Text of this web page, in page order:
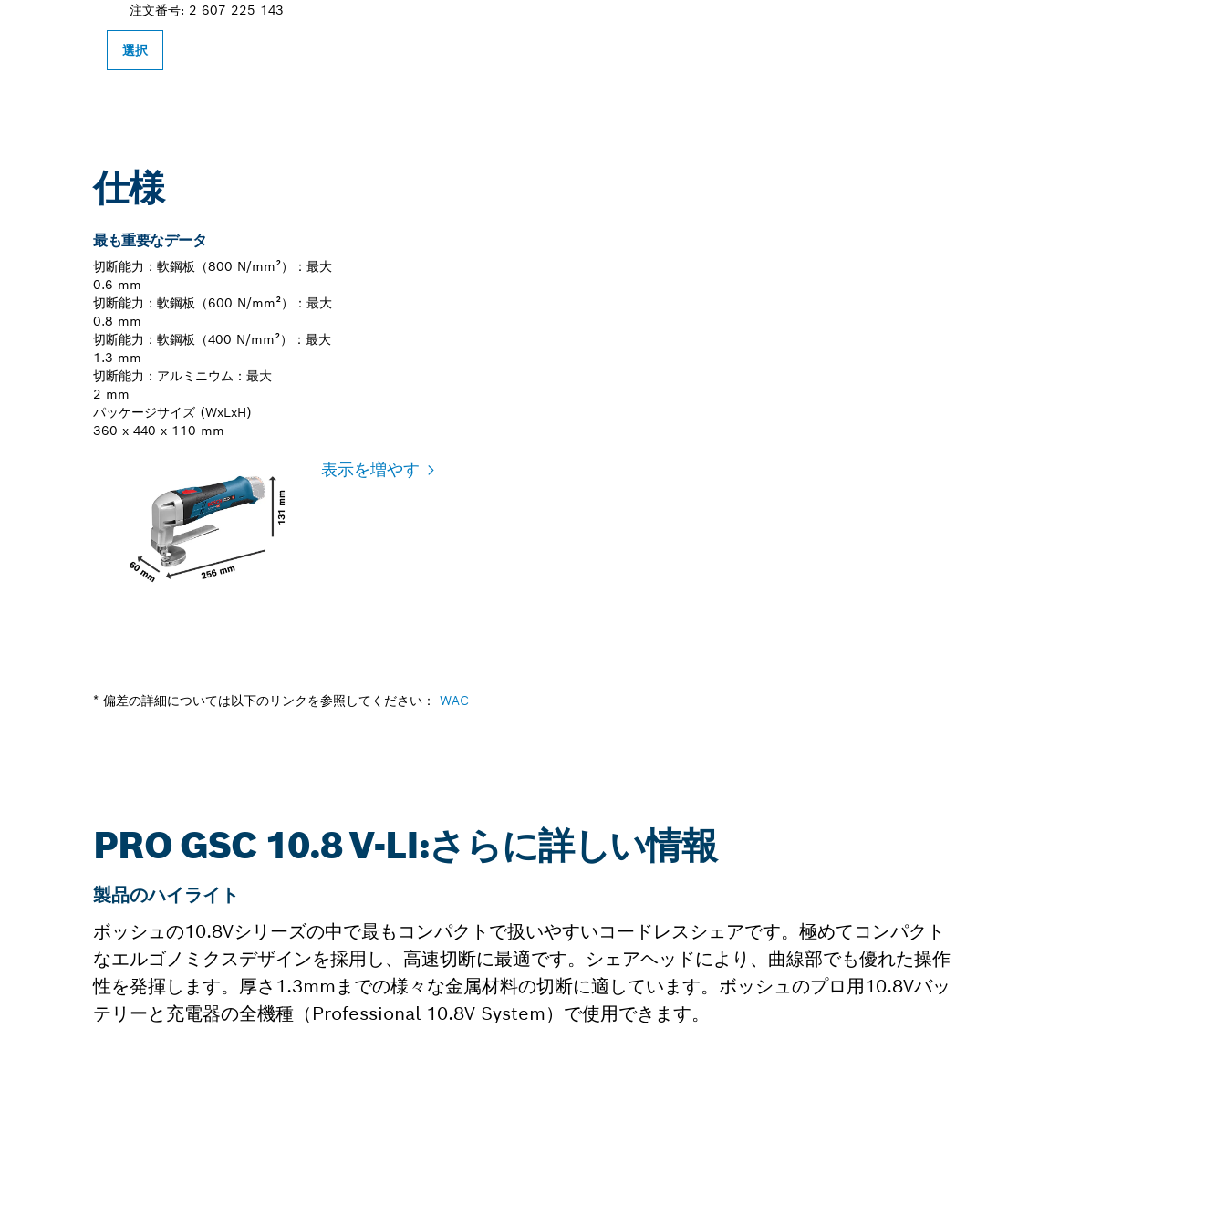
注文番号: 2 607 225 143
選択
仕様
最も重要なデータ
切断能力：軟鋼板（800 N/mm²）：最大
0.6 mm
切断能力：軟鋼板（600 N/mm²）：最大
0.8 mm
切断能力：軟鋼板（400 N/mm²）：最大
1.3 mm
切断能力：アルミニウム：最大
2 mm
パッケージサイズ (WxLxH)
360 x 440 x 110 mm
表示を増やす
* 偏差の詳細については以下のリンクを参照してください： WAC
PRO GSC 10.8 V-LI:さらに詳しい情報
製品のハイライト
ボッシュの10.8Vシリーズの中で最もコンパクトで扱いやすいコードレスシェアです。極めてコンパクト
なエルゴノミクスデザインを採用し、高速切断に最適です。シェアヘッドにより、曲線部でも優れた操作
性を発揮します。厚さ1.3mmまでの様々な金属材料の切断に適しています。ボッシュのプロ用10.8Vバッ
テリーと充電器の全機種（Professional 10.8V System）で使用できます。